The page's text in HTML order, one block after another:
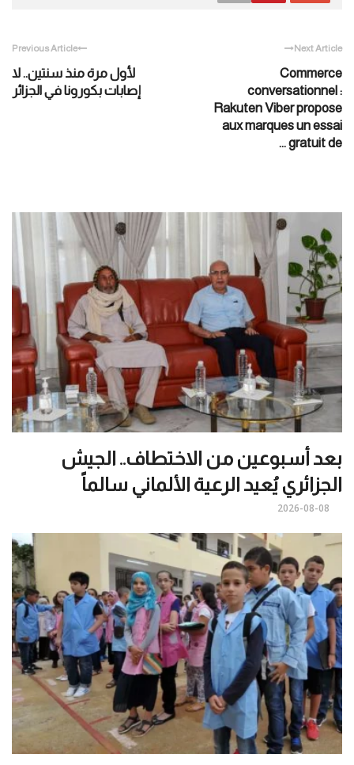
Previous Article
لأول مرة منذ سنتين.. لا
إصابات بكورونا في الجزائر
Next Article
Commerce
conversationnel :
Rakuten Viber propose
aux marques un essai
gratuit de ...
بعد أسبوعين من الاختطاف.. الجيش
الجزائري يُعيد الرعية الألماني سالماً
2026-08-08